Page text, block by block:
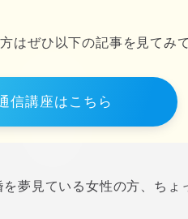
はぜひ以下の記事を見てみ
信講座はこちら
夢見ている女性の方、ちょ